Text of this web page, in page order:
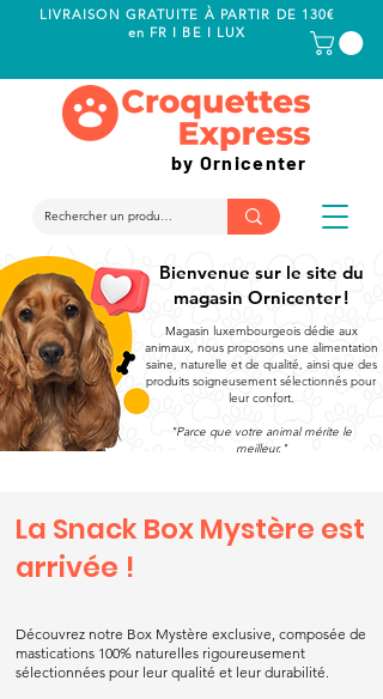
LIVRAISON GRATUITE À PARTIR DE 130€
en FR I BE I LUX
by Ornicenter
Bienvenue sur le site du
magasin Ornicenter !
Magasin luxembourgeois dédie aux
animaux, nous proposons une alimentation
saine, naturelle et de qualité, ainsi que des
produits soigneusement sélectionnés pour
leur confort.
"Parce que votre animal mérite le
meilleur."
La Snack Box Mystère est
arrivée !
Découvrez notre Box Mystère exclusive, composée de
mastications 100% naturelles rigoureusement
sélectionnées pour leur qualité et leur durabilité.